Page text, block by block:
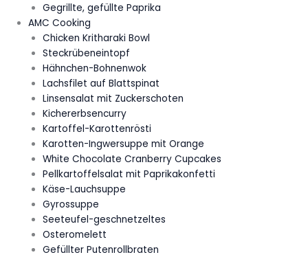
Gegrillte, gefüllte Paprika
AMC Cooking
Chicken Kritharaki Bowl
Steckrübeneintopf
Hähnchen-Bohnenwok
Lachsfilet auf Blattspinat
Linsensalat mit Zuckerschoten
Kichererbsencurry
Kartoffel-Karottenrösti
Karotten-Ingwersuppe mit Orange
White Chocolate Cranberry Cupcakes
Pellkartoffelsalat mit Paprikakonfetti
Käse-Lauchsuppe
Gyrossuppe
Seeteufel-geschnetzeltes
Osteromelett
Gefüllter Putenrollbraten